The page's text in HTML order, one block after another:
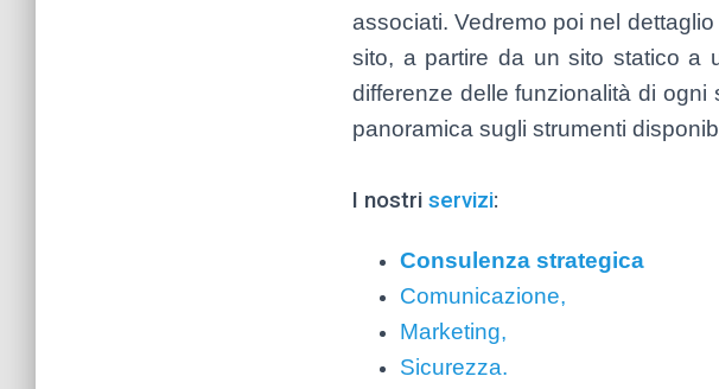
associati. Vedremo poi nel
sito, a partire da un sito statico a
differenze delle funzionalità di ogni
panoramica sugli strumenti
I nostri servizi:
Consulenza strategica
Comunicazione,
Marketing,
Sicurezza.